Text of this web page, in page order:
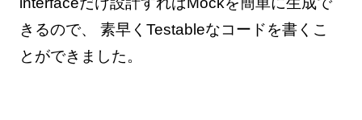
きるので、 素早くTestableなコードを書くこ
とができました。